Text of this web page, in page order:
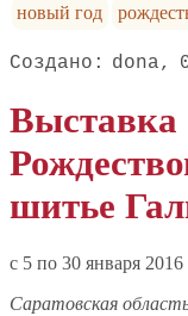
новый год
dona
шитье
c 5 по 30 января 2016
Саратовская